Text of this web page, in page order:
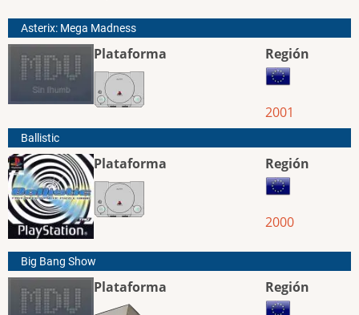
Asterix: Mega Madness
Plataforma Región
2001
Ballistic
Plataforma Región
2000
Big Bang Show
Plataforma Región